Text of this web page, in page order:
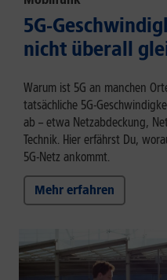
5G-
nicht überall
Warum ist 5G an manchen
tatsächliche 5G-
ab – etwa Netzabdeckung,
Technik. Hier erfährst Du,
5G-Netz ankommt.
Mehr erfahren